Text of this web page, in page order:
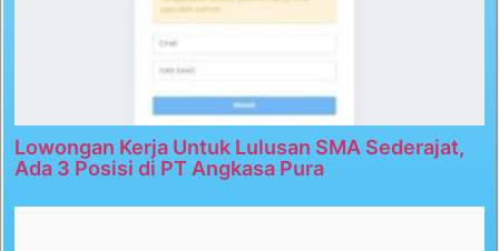
Lowongan Kerja Untuk Lulusan SMA Sederajat,
Ada 3 Posisi di PT Angkasa Pura